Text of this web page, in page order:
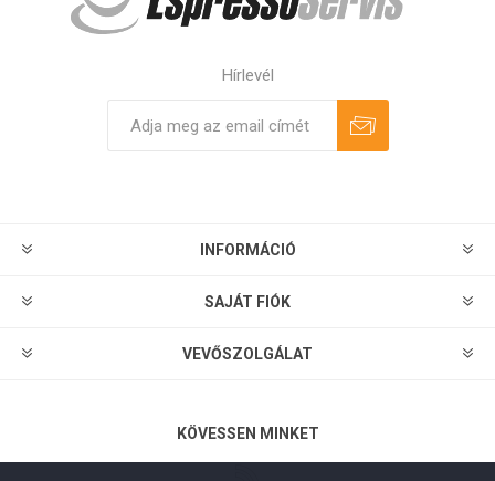
Hírlevél
INFORMÁCIÓ
SAJÁT FIÓK
VEVŐSZOLGÁLAT
KÖVESSEN MINKET